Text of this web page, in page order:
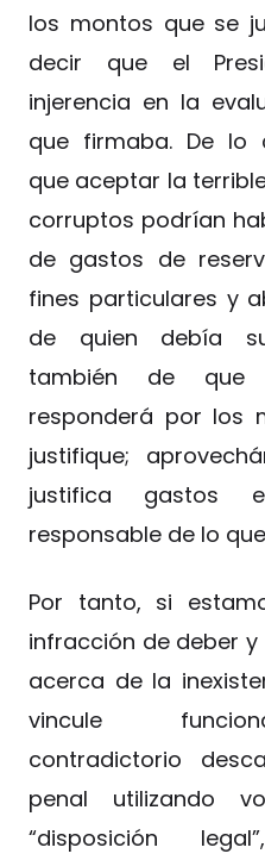
los montos que se
decir que el
injerencia en la
que firmaba. De lo
que aceptar la
corruptos podrían
de gastos de
fines particulares y
de quien debía
también de que
responderá por los
justifique;
justifica gastos
responsable de lo
Por tanto, si
infracción de deber
acerca de la
vincule
contradictorio
penal utilizando
“disposición